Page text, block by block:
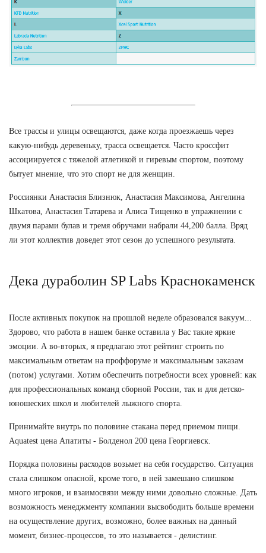
Все трассы и улицы освещаются, даже когда проезжаешь через
какую-нибудь деревеньку, трасса освещается. Часто кроссфит
ассоциируется с тяжелой атлетикой и гиревым спортом, поэтому
бытует мнение, что это спорт не для женщин.
Россиянки Анастасия Близнюк, Анастасия Максимова, Ангелина
Шкатова, Анастасия Татарева и Алиса Тищенко в упражнении с
двумя парами булав и тремя обручами набрали 44,200 балла. Вряд
ли этот коллектив доведет этот сезон до успешного результата.
Дека дураболин SP Labs Краснокаменск
После активных покупок на прошлой неделе образовался вакуум...
Здорово, что работа в нашем банке оставила у Вас такие яркие
эмоции. А во-вторых, я предлагаю этот рейтинг строить по
максимальным ответам на проффоруме и максимальным заказам
(потом) услугами. Хотим обеспечить потребности всех уровней: как
для профессиональных команд сборной России, так и для детско-
юношеских школ и любителей лыжного спорта.
Принимайте внутрь по половине стакана перед приемом пищи.
Aquatest цена Апатиты - Болденол 200 цена Георгиевск.
Порядка половины расходов возьмет на себя государство. Ситуация
стала слишком опасной, кроме того, в ней замешано слишком
много игроков, и взаимосвязи между ними довольно сложные. Дать
возможность менеджменту компании высвободить больше времени
на осуществление других, возможно, более важных на данный
момент, бизнес-процессов, то это называется - делистинг.